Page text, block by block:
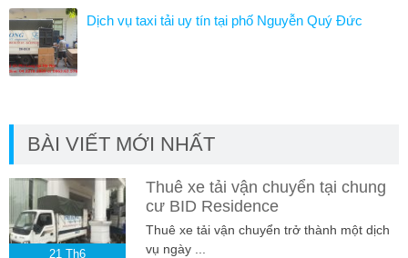
Dịch vụ taxi tải uy tín tại phố Nguyễn Quý Đức
BÀI VIẾT MỚI NHẤT
21 Th6
Thuê xe tải vận chuyển tại chung
cư BID Residence
Thuê xe tải vận chuyển trở thành một dịch
vụ ngày ...